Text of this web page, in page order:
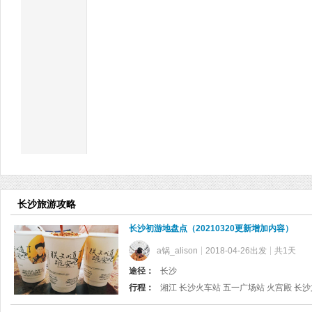
长沙旅游攻略
长沙初游地盘点（20210320更新增加内容）
a锅_alison 2018-04-26出发 共1天
途径：
长沙
行程：